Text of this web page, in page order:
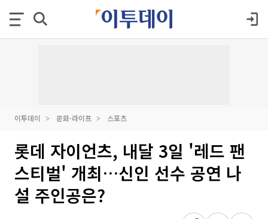
이투데이 문화·라이프 스포츠
롯데 자이언츠, 내달 3일 '레드 팬
스티벌' 개최…신인 선수 공연 나
설 주인공은?